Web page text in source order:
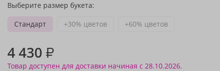
Выберите размер букета:
Стандарт
+30% цветов +60% цветов
4 430 ₽
Товар доступен для доставки начиная с 28.10.2026.